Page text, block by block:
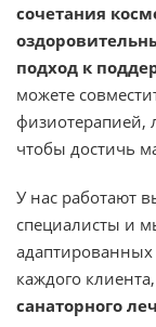
сочетания
подход к
можете
физиотерапией,
чтобы достичь
У нас работают
специалисты и
каждого
санаторного